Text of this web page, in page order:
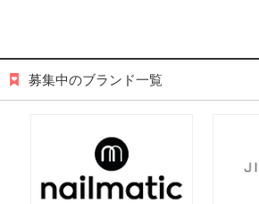
募集中のブランド一覧